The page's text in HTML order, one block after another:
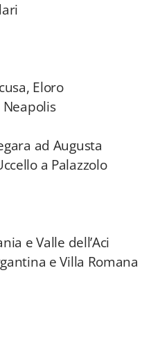
Eloro
ad Augusta
a Palazzolo
e Valle dell’Aci
e Villa Romana